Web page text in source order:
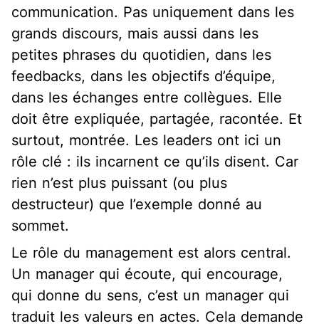
communication. Pas uniquement dans les
grands discours, mais aussi dans les
petites phrases du quotidien, dans les
feedbacks, dans les objectifs d’équipe,
dans les échanges entre collègues. Elle
doit être expliquée, partagée, racontée. Et
surtout, montrée. Les leaders ont ici un
rôle clé : ils incarnent ce qu’ils disent. Car
rien n’est plus puissant (ou plus
destructeur) que l’exemple donné au
sommet.
Le rôle du management est alors central.
Un manager qui écoute, qui encourage,
qui donne du sens, c’est un manager qui
traduit les valeurs en actes. Cela demande